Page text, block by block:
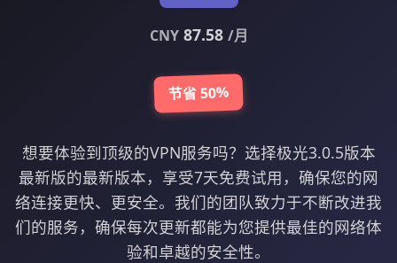
CNY87.58 /月
节省 50%
想要体验到顶级的VPN服务吗？选择极光3.0.5版本
最新版的最新版本，享受7天免费试用，确保您的网
络连接更快、更安全。我们的团队致力于不断改进我
们的服务，确保每次更新都能为您提供最佳的网络体
验和卓越的安全性。